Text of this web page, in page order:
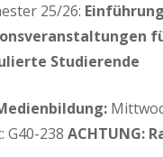
25/26:
Studierende
G40-238 ACHTUNG: